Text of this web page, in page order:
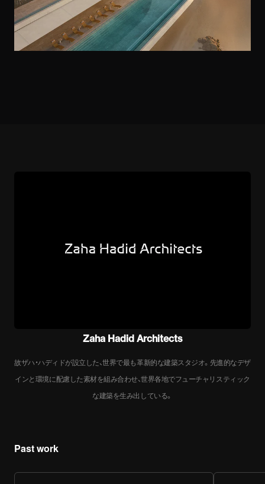
Zaha Hadid Architects
故ザハ・ハディドが設立した、世界で最も革新的な建築スタジオ。先進的なデザ
インと環境に配慮した素材を組み合わせ、世界各地でフューチャリスティック
な建築を生み出している。
Past work